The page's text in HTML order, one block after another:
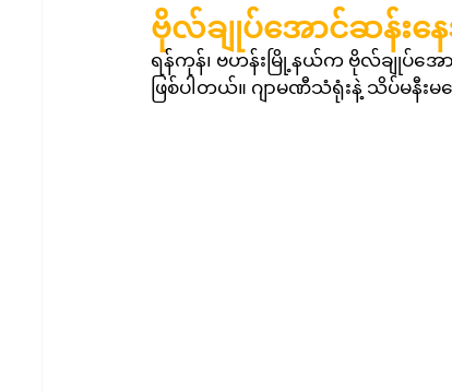
ဗိုလ်ချုပ်အောင်ဆန်း
ရန်ကုန်၊ ဗဟန်းမြို့နယ်က ဗိုလ်ချုပ်အော
ဖြစ်ပါတယ်။ ဂျာမဏီသံရုံးနဲ့ သိပ်မနီးမဝ